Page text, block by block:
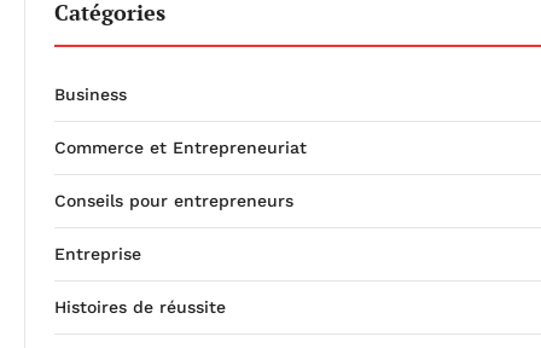
Catégories
Business
Commerce et Entrepreneuriat
Conseils pour entrepreneurs
Entreprise
Histoires de réussite